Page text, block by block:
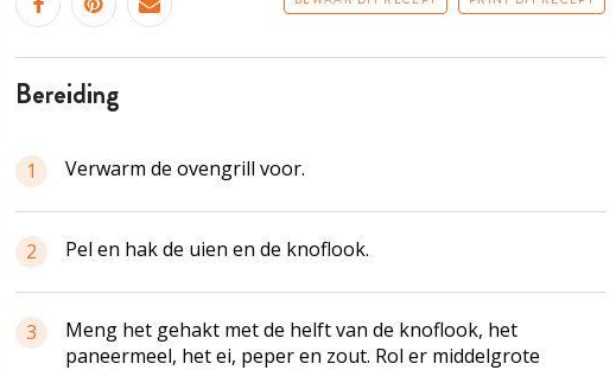
bereiding
1 Verwarm de ovengrill voor.
2 Pel en hak de uien en de knoflook.
3
Meng het gehakt met de helft van de knoflook, het
paneermeel, het ei, peper en zout. Rol er middelgrote